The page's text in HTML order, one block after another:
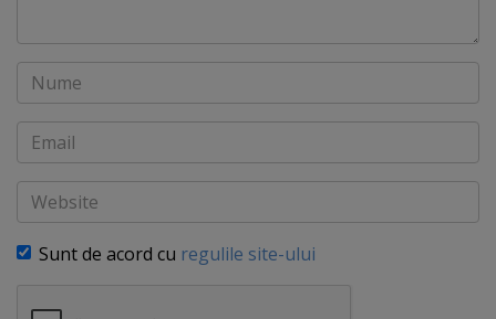
Nume
Email
Website
Sunt de acord cu regulile site-ului